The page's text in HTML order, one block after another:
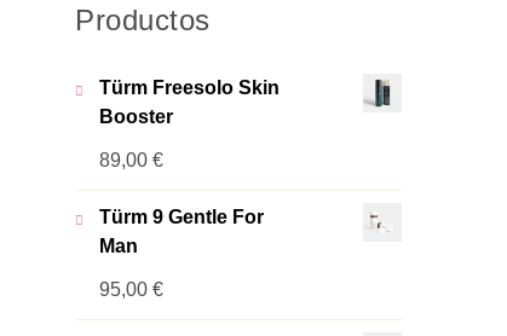
Productos
Türm Freesolo Skin
Booster
89,00 €
Türm 9 Gentle For
Man
95,00 €